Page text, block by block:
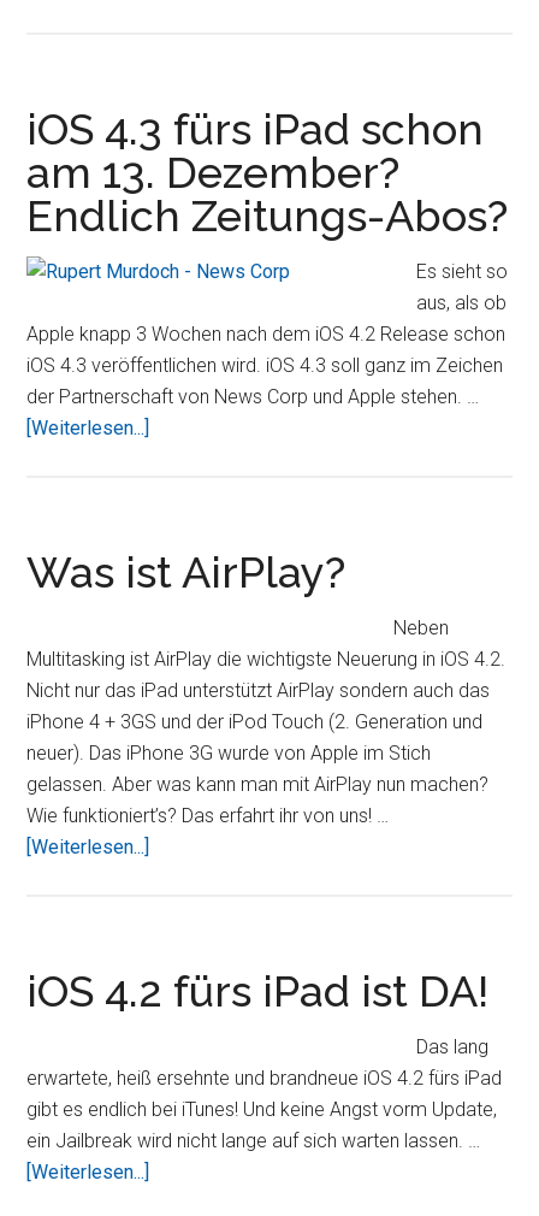
auf
dem
iPad
spielen
iOS 4.3 fürs iPad schon
am 13. Dezember?
Endlich Zeitungs-Abos?
Es sieht so
aus, als ob
Apple knapp 3 Wochen nach dem iOS 4.2 Release schon
iOS 4.3 veröffentlichen wird. iOS 4.3 soll ganz im Zeichen
der Partnerschaft von News Corp und Apple stehen. …
[Weiterlesen...]
schon
am
Dezember?
Endlich
Zeitungs-
Abos?
Was ist AirPlay?
Neben
Multitasking ist AirPlay die wichtigste Neuerung in iOS 4.2.
Nicht nur das iPad unterstützt AirPlay sondern auch das
iPhone 4 + 3GS und der iPod Touch (2. Generation und
neuer). Das iPhone 3G wurde von Apple im Stich
gelassen. Aber was kann man mit AirPlay nun machen?
Wie funktioniert’s? Das erfahrt ihr von uns! …
[Weiterlesen...]
iOS 4.2 fürs iPad ist DA!
Das lang
erwartete, heiß ersehnte und brandneue iOS 4.2 fürs iPad
gibt es endlich bei iTunes! Und keine Angst vorm Update,
ein Jailbreak wird nicht lange auf sich warten lassen. …
[Weiterlesen...]